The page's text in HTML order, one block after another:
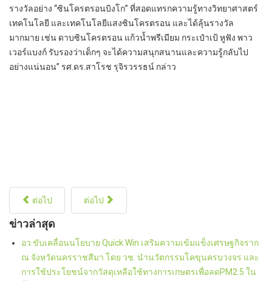
รางวัลอย่าง “ซินโครตรอนบิงโก” ที่สอดแทรกความรู้ทางวิทยาศาสตร์
เทคโนโลยี และเทคโนโลยีแสงซินโครตรอน และได้ลุ้นรางวัล
มากมาย เช่น ดาบซินโครตรอน แก้วน้ำพรีเมียม กระเป๋าเป้ หูฟัง พาว
เวอร์แบงก์ รับรองว่าเด็กๆ จะได้ความสนุกสนานและความรู้กลับไป
อย่างแน่นอน” รศ.ดร.สาโรช รุจิรวรรธน์ กล่าว
ต่อไป ต่อไป
ข่าวล่าสุด
อว.ขับเคลื่อนนโยบาย Quick Win เสริมความเข้มแข็งเศรษฐกิจราก
ณ จังหวัดนครราชสีมา โดย วช. นำนวัตกรรมโคขุนครบวงจร และ
การใช้ประโยชน์จากวัสดุเหลือใช้ทางการเกษตรเพื่อลดPM2.5 ใน